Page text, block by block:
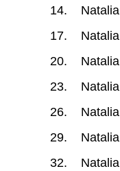
Natalia
Natalia
Natalia
Natalia
Natalia
Natalia
Natalia